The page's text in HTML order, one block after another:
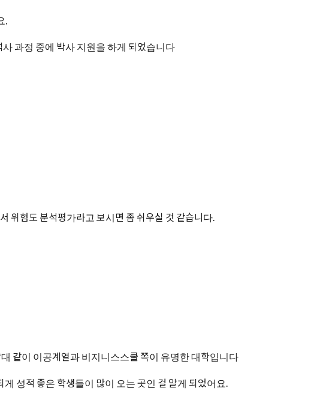
,
과정 중에 박사 지원을 하게 되었습니다
위험도 분석평가라고 보시면 좀 쉬우실 것 같습니다.
같이 이공계열과 비지니스스쿨 쪽이 유명한 대학입니다
성적 좋은 학생들이 많이 오는 곳인 걸 알게 되었어요.